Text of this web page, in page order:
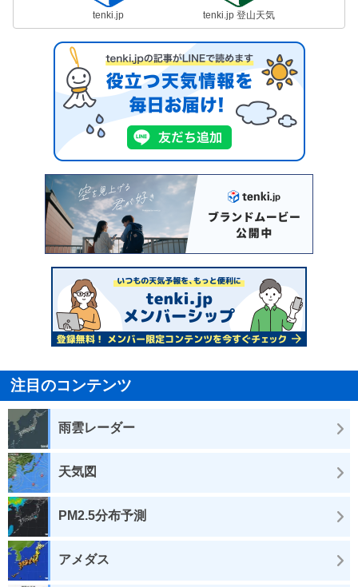
tenki.jp tenki.jp 登山天気
注目のコンテンツ
雨雲レーダー
天気図
PM2.5分布予測
アメダス